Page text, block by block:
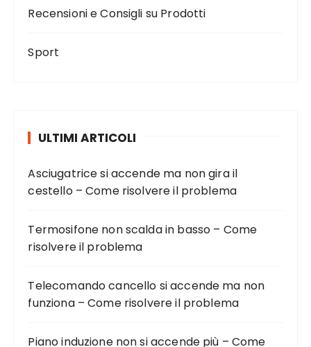
Recensioni e Consigli su Prodotti
Sport
ULTIMI ARTICOLI
Asciugatrice si accende ma non gira il
cestello – Come risolvere il problema
Termosifone non scalda in basso – Come
risolvere il problema
Telecomando cancello si accende ma non
funziona – Come risolvere il problema
Piano induzione non si accende più – Come